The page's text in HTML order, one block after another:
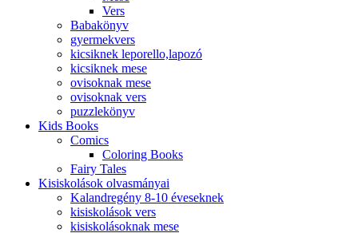
Vers
Babakönyv
gyermekvers
kicsiknek leporello,lapozó
kicsiknek mese
ovisoknak mese
ovisoknak vers
puzzlekönyv
Kids Books
Comics
Coloring Books
Fairy Tales
Kisiskolások olvasmányai
Kalandregény 8-10 éveseknek
kisiskolások vers
kisiskolásoknak mese